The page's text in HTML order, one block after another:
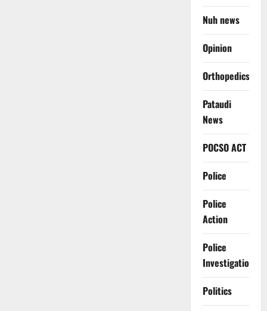
Nuh news
Opinion
Orthopedics
Pataudi
News
POCSO ACT
Police
Police
Action
Police
Investigation
Politics